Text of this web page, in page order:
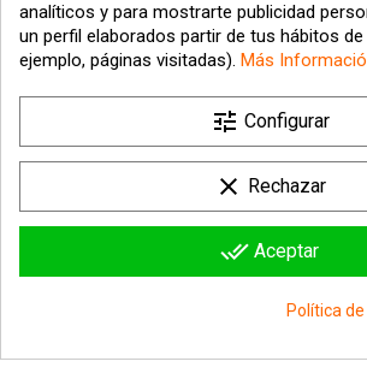
Información sobre la tienda
analíticos y para mostrarte publicidad
un perfil elaborados partir de tus hábitos
ejemplo, páginas visitadas). Más
tune Configurar
clear Rechazar
done_all Aceptar
Política